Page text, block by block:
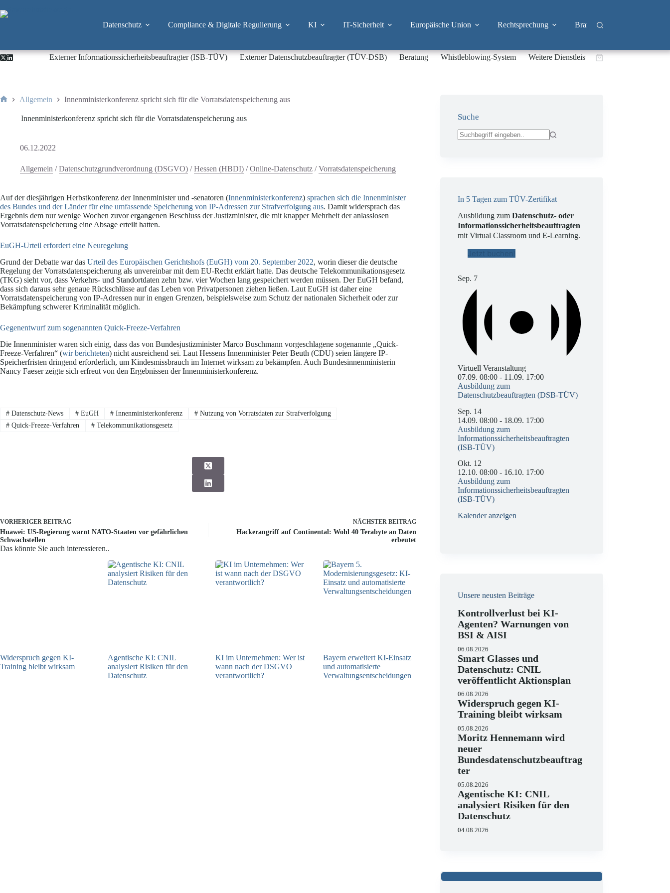
Inhalt
Datenschutz Compliance & Digitale Regulierung KI IT-Sicherheit Europäische Union Rechtsprechung Branchen
Externer Informationssicherheitsbeauftragter (ISB-TÜV) Externer Datenschutzbeauftragter (TÜV-DSB) Beratung Whistleblowing-System Weitere DienstleistungenWarenkorb
Allgemein Innenministerkonferenz spricht sich für die Vorratsdatenspeicherung aus
Innenministerkonferenz spricht sich für die Vorratsdatenspeicherung aus
06.12.2022
Allgemein /Datenschutzgrundverordnung (DSGVO) /Hessen (HBDI) /Online-Datenschutz /Vorratsdatenspeicherung
Auf der diesjährigen Herbstkonferenz der Innenminister und -senatoren (Innenministerkonferenz) sprachen sich die Innenminister
des Bundes und der Länder für eine umfassende Speicherung von IP-Adressen zur Strafverfolgung aus. Damit widersprach das
Ergebnis dem nur wenige Wochen zuvor ergangenen Beschluss der Justizminister, die mit knapper Mehrheit der anlasslosen
Vorratsdatenspeicherung eine Absage erteilt hatten.
EuGH-Urteil erfordert eine Neuregelung
Grund der Debatte war das Urteil des Europäischen Gerichtshofs (EuGH) vom 20. September 2022, worin dieser die deutsche
Regelung der Vorratsdatenspeicherung als unvereinbar mit dem EU-Recht erklärt hatte. Das deutsche Telekommunikationsgesetz
(TKG) sieht vor, dass Verkehrs- und Standortdaten zehn bzw. vier Wochen lang gespeichert werden müssen. Der EuGH befand,
dass sich daraus sehr genaue Rückschlüsse auf das Leben von Privatpersonen ziehen ließen. Laut EuGH ist daher eine
Vorratsdatenspeicherung von IP-Adressen nur in engen Grenzen, beispielsweise zum Schutz der nationalen Sicherheit oder zur
Bekämpfung schwerer Kriminalität möglich.
Gegenentwurf zum sogenannten Quick-Freeze-Verfahren
Die Innenminister waren sich einig, dass das von Bundesjustizminister Marco Buschmann vorgeschlagene sogenannte „Quick-
Freeze-Verfahren“ (wir berichteten) nicht ausreichend sei. Laut Hessens Innenminister Peter Beuth (CDU) seien längere IP-
Speicherfristen dringend erforderlich, um Kindesmissbrauch im Internet wirksam zu bekämpfen. Auch Bundesinnenministerin
Nancy Faeser zeigte sich erfreut von den Ergebnissen der Innenministerkonferenz.
#Datenschutz-News #EuGH # Innenministerkonferenz # Nutzung von Vorratsdaten zur Strafverfolgung
#Quick-Freeze-Verfahren #Telekommunikationsgesetz
VORHERIGER BEITRAG
Huawei: US-Regierung warnt NATO-Staaten vor gefährlichen
Schwachstellen
NÄCHSTER BEITRAG
Hackerangriff auf Continental: Wohl 40 Terabyte an Daten
erbeutet
Das könnte Sie auch interessieren..
Widerspruch gegen KI-
Training bleibt wirksam
Agentische KI: CNIL
analysiert Risiken für den
Datenschutz
KI im Unternehmen: Wer ist
wann nach der DSGVO
verantwortlich?
Bayern erweitert KI-Einsatz
und automatisierte
Verwaltungsentscheidungen
Suche
In 5 Tagen zum TÜV-Zertifikat
Ausbildung zumDatenschutz- oder
Informationssicherheitsbeauftragten
mit Virtual Classroom und E-Learning.
Jetzt buchen!
Sep. 7
Virtuell Veranstaltung
07.09. 08:00 - 11.09. 17:00
Ausbildung zum
Datenschutzbeauftragten (DSB-TÜV)
Sep. 14
14.09. 08:00 - 18.09. 17:00
Ausbildung zum
Informationssicherheitsbeauftragten
(ISB-TÜV)
Okt. 12
12.10. 08:00 - 16.10. 17:00
Ausbildung zum
Informationssicherheitsbeauftragten
(ISB-TÜV)
Kalender anzeigen
Unsere neusten Beiträge
Kontrollverlust bei KI-
Agenten? Warnungen von
BSI & AISI
06.08.2026
Smart Glasses und
Datenschutz: CNIL
veröffentlicht Aktionsplan
06.08.2026
Widerspruch gegen KI-
Training bleibt wirksam
05.08.2026
Moritz Hennemann wird
neuer
Bundesdatenschutzbeauftrag
ter
05.08.2026
Agentische KI: CNIL
analysiert Risiken für den
Datenschutz
04.08.2026